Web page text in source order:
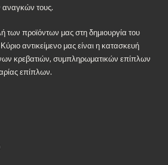
τους.
των προϊόντων μας στη δημιουργία του
αντικείμενο μας είναι η κατασκευή
κρεβατιών, συμπληρωματικών επίπλων
επίπλων.